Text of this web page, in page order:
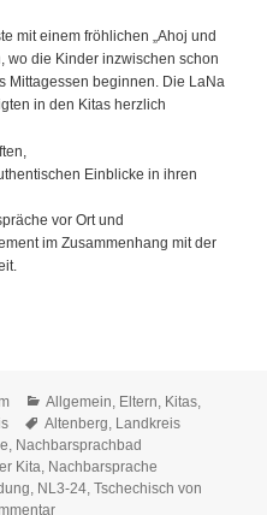
mit einem fröhlichen „Ahoj und
wo die Kinder inzwischen schon
Mittagessen beginnen. Die LaNa
in den Kitas herzlich
Einblicke in ihren
vor Ort und
im Zusammenhang mit der
Kategorien
Allgemein, Eltern, Kitas,
Schlagwörter
Altenberg, Landkreis
, Nachbarsprachbad
Kita, Nachbarsprache
, NL3-24,Tschechisch von